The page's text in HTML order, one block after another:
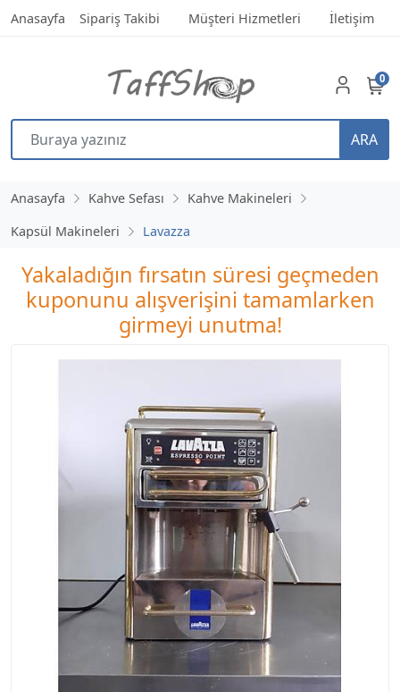
Anasayfa Sipariş Takibi Müşteri Hizmetleri İletişim
ARA
0
Anasayfa Kahve Sefası
Kahve Makineleri
Kapsül Makineleri
Lavazza
Yakaladığın fırsatın süresi geçmeden
kuponunu alışverişini tamamlarken
girmeyi unutma!